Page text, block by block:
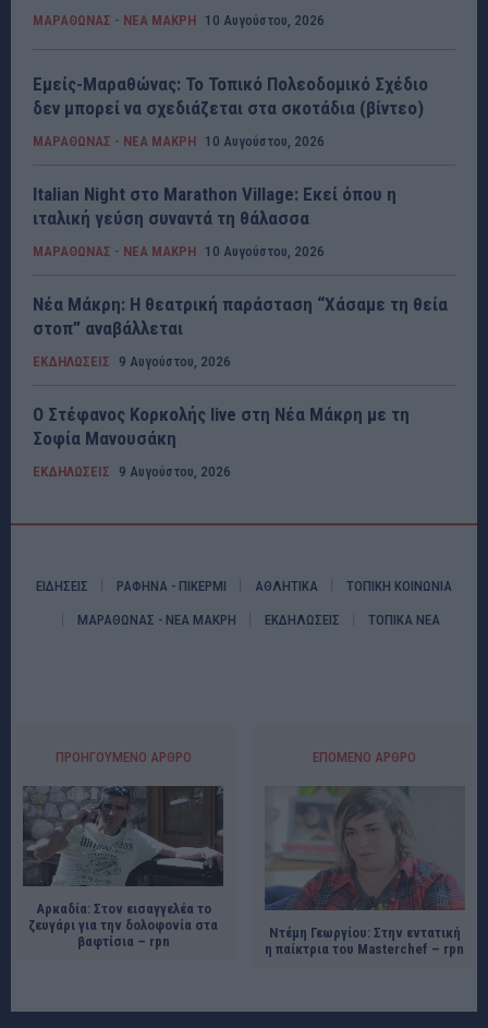
ΜΑΡΑΘΩΝΑΣ - ΝΕΑ ΜΑΚΡΗ 10 Αυγούστου, 2026
Εμείς-Μαραθώνας: Το Τοπικό Πολεοδομικό Σχέδιο
δεν μπορεί να σχεδιάζεται στα σκοτάδια (βίντεο)
ΜΑΡΑΘΩΝΑΣ - ΝΕΑ ΜΑΚΡΗ 10 Αυγούστου, 2026
Italian Night στο Marathon Village: Εκεί όπου η
ιταλική γεύση συναντά τη θάλασσα
ΜΑΡΑΘΩΝΑΣ - ΝΕΑ ΜΑΚΡΗ 10 Αυγούστου, 2026
Νέα Μάκρη: Η θεατρική παράσταση “Χάσαμε τη θεία
στοπ” αναβάλλεται
ΕΚΔΗΛΩΣΕΙΣ 9 Αυγούστου, 2026
Ο Στέφανος Κορκολής live στη Νέα Μάκρη με τη
Σοφία Μανουσάκη
ΕΚΔΗΛΩΣΕΙΣ 9 Αυγούστου, 2026
ΕΙΔΗΣΕΙΣ ΡΑΦΗΝΑ - ΠΙΚΕΡΜΙ ΑΘΛΗΤΙΚΑ ΤΟΠΙΚΗ ΚΟΙΝΩΝΙΑ
ΜΑΡΑΘΩΝΑΣ - ΝΕΑ ΜΑΚΡΗ ΕΚΔΗΛΩΣΕΙΣ ΤΟΠΙΚΑ ΝΕΑ
ΠΡΟΗΓΟΎΜΕΝΟ ΆΡΘΡΟ
Αρκαδία: Στον εισαγγελέα το
ζευγάρι για την δολοφονία στα
βαφτίσια – rpn
ΕΠΌΜΕΝΟ ΆΡΘΡΟ
Ντέμη Γεωργίου: Στην εντατική
η παίκτρια του Masterchef – rpn